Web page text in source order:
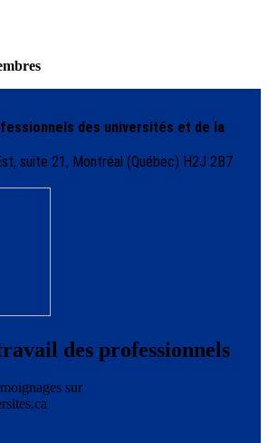
des universités et de la
suite 21, Montréal (Québec) H2J 2B7
des professionnels
sur